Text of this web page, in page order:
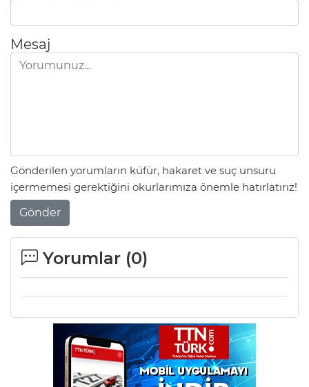
Mesaj
Gönderilen yorumların küfür, hakaret ve suç unsuru
içermemesi gerektiğini okurlarımıza önemle hatırlatırız!
Gönder
Yorumlar (0)